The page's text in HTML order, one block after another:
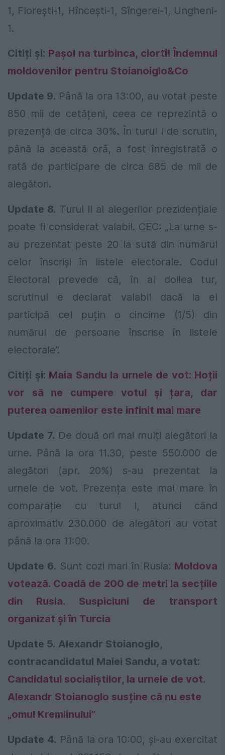
1, Floreşti-1, Hînceşti-1, Sîngerei-1, Ungheni-
1.
Citiți și: Pașol na turbinca, ciortî! Îndemnul
moldovenilor pentru Stoianoiglo&Co
Update 9. Până la ora 13:00, au votat peste
850 mii de cetățeni, ceea ce reprezintă o
prezență de circa 30%. În turul I de scrutin,
până la această oră, a fost înregistrată o
rată de participare de circa 685 de mii de
alegători.
Update 8. Turul II al alegerilor prezidențiale
poate fi considerat valabil. CEC: „La urne s-
au prezentat peste 20 la sută din numărul
celor înscriși în listele electorale. Codul
Electoral prevede că, în al doilea tur,
scrutinul e declarat valabil dacă la el
participă cel puțin o cincime (1/5) din
numărul de persoane înscrise în listele
electorale”.
Citiți și: Maia Sandu la urnele de vot: Hoții
vor să ne cumpere votul și țara, dar
puterea oamenilor este infinit mai mare
Update 7. De două ori mai mulți alegători la
urne. Până la ora 11.30, peste 550.000 de
alegători (apr. 20%) s-au prezentat la
urnele de vot. Prezența este mai mare în
comparație cu turul I, atunci când
aproximativ 230.000 de alegători au votat
până la ora 11:00.
Update 6. Sunt cozi mari în Rusia: Moldova
votează. Coadă de 200 de metri la secțiile
din Rusia. Suspiciuni de transport
organizat și în Turcia
Update 5. Alexandr Stoianoglo,
contracandidatul Maiei Sandu, a votat:
Candidatul socialiștilor, la urnele de vot.
Alexandr Stoianoglo susține că nu este
„omul Kremlinului”
Update 4. Până la ora 10:00, și-au exercitat